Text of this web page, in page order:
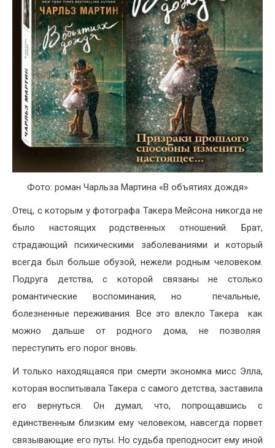
Фото: роман Чарльза Мартина «В объятиях дождя»
Отец, с которым у фотографа Такера Мейсона никогда не
было настоящих родственных отношений. Брат,
страдающий психическими заболеваниями и который
всегда был больше обузой, нежели родным человеком.
Подруга детства, с которой связаны не столько
романтические воспоминания, но печальные,
болезненные переживания. Все это влекло Такера как
можно дальше от родного дома, не позволяя
переступить его порог вновь.
И только находящаяся при смерти экономка мисс Элла,
которая воспитывала Такера с самого детства, заставила
его вернуться. Он думал, что, попрощавшись с
единственным близким ему человеком, навсегда порвет
связывающие его путы. Но судьба преподносит ему иной